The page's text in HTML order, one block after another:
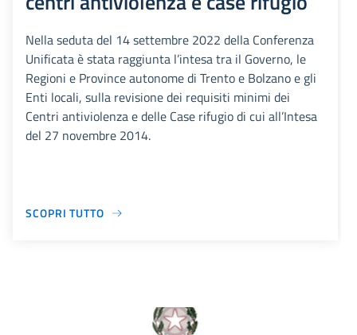
Nella seduta del 14 settembre 2022 della Conferenza
Unificata è stata raggiunta l’intesa tra il Governo, le
Regioni e Province autonome di Trento e Bolzano e gli
Enti locali, sulla revisione dei requisiti minimi dei
Centri antiviolenza e delle Case rifugio di cui all’Intesa
del 27 novembre 2014.
SCOPRI TUTTO